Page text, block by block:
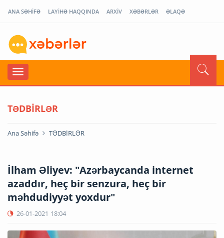
ANA SƏHİFƏ LAYİHƏ HAQQINDA ARXİV XƏBƏRLƏR ƏLAQƏ
TƏDBİRLƏR
Ana Səhifə TƏDBİRLƏR
İlham Əliyev: "Azərbaycanda internet
azaddır, heç bir senzura, heç bir
məhdudiyyət yoxdur"
26-01-2021 18:04